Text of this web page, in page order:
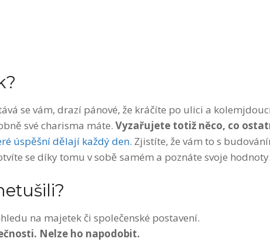
se vám, drazí pánové, že kráčíte po ulici a
své charisma máte. Vyzařujete totiž něco, co
úspěšní dělají každý den. Zjistíte, že vám to s
se díky tomu v sobě samém a poznáte svoje hodnoty.
na majetek či společenské postavení.
Nelze ho napodobit.